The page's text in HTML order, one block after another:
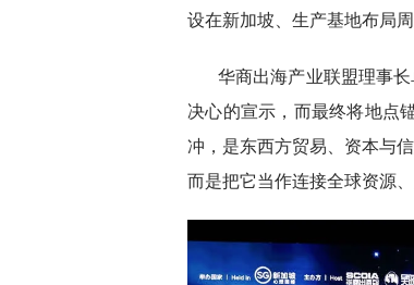
设在新加坡、生产基地布局
华商出海产业联盟理事
决心的宣示，而最终将地点
冲，是东西方贸易、资本与
而是把它当作连接全球资源